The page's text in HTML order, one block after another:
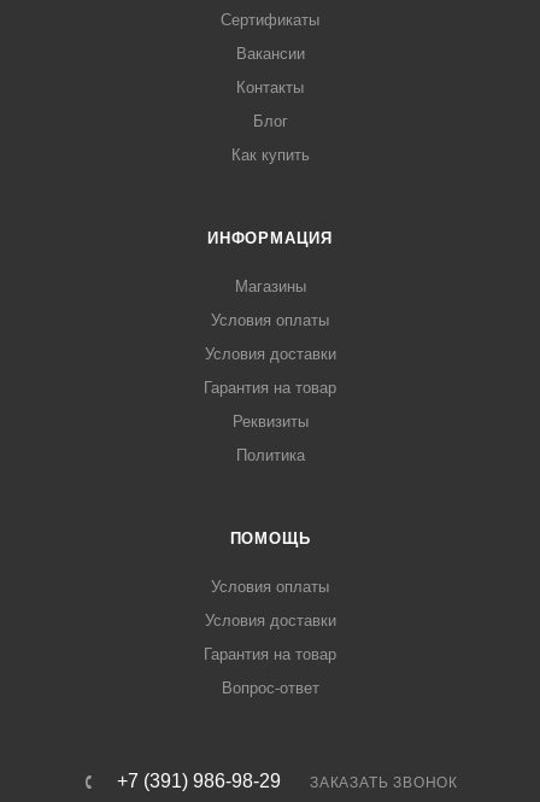
Сертификаты
Вакансии
Контакты
Блог
Как купить
ИНФОРМАЦИЯ
Магазины
Условия оплаты
Условия доставки
Гарантия на товар
Реквизиты
Политика
ПОМОЩЬ
Условия оплаты
Условия доставки
Гарантия на товар
Вопрос-ответ
+7 (391) 986-98-29 ЗАКАЗАТЬ ЗВОНОК